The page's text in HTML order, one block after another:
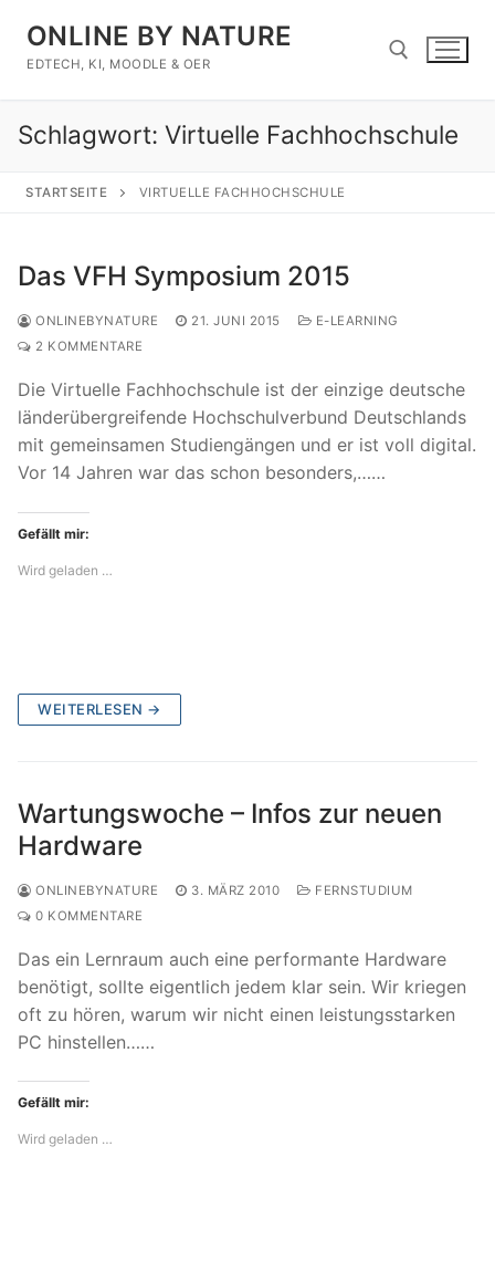
Inhalt
springen
ONLINE BY NATURE
EDTECH, KI, MOODLE & OER
Suchen nach:
Schlagwort: Virtuelle Fachhochschule
STARTSEITE VIRTUELLE FACHHOCHSCHULE
Das VFH Symposium 2015
ONLINEBYNATURE 21. JUNI 2015
E-LEARNING
2 KOMMENTARE
Die Virtuelle Fachhochschule ist der einzige deutsche
länderübergreifende Hochschulverbund Deutschlands
mit gemeinsamen Studiengängen und er ist voll digital.
Vor 14 Jahren war das schon besonders,……
Gefällt mir:
Wird geladen …
WEITERLESEN →
Wartungswoche – Infos zur neuen
Hardware
ONLINEBYNATURE 3. MÄRZ 2010
FERNSTUDIUM
0 KOMMENTARE
Das ein Lernraum auch eine performante Hardware
benötigt, sollte eigentlich jedem klar sein. Wir kriegen
oft zu hören, warum wir nicht einen leistungsstarken
PC hinstellen……
Gefällt mir:
Wird geladen …